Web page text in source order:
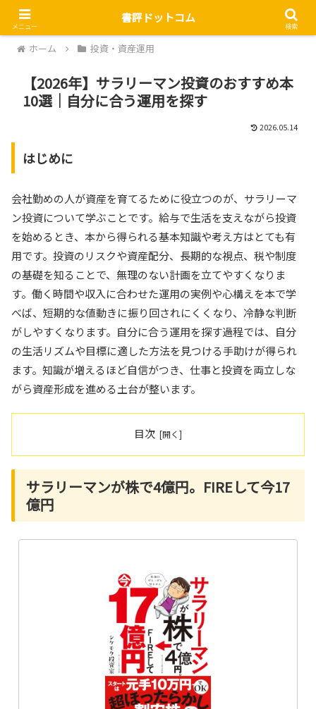
ホーム 投資・資産運用
【2026年】サラリーマン投資のおすすめ本
10選｜自分に合う運用を探す
2026.05.14
はじめに
会社勤めの人が資産を育てるために役立つのが、サラリーマ
ン投資について学ぶことです。給与で生活を支えながら投資
を始めるとき、本から得られる基本知識や考え方はとても有
用です。投資のリスクや資産配分、長期的な視点、税や制度
の基礎を知ることで、無理のない計画を立てやすくなりま
す。働く時間や収入に合わせた運用の実例や心構えを本で学
べば、短期的な値動きに振り回されにくくなり、冷静な判断
がしやすくなります。自分に合う運用を探す過程では、自分
の生活リズムや目標に適した方法を見つける手助けが得られ
ます。知識が増えるほど自信がつき、仕事と投資を両立しな
がら資産形成を進める土台が整います。
目次
サラリーマンが株で4億円。FIREして今17
億円
メニュー
書評ドットコム
検索